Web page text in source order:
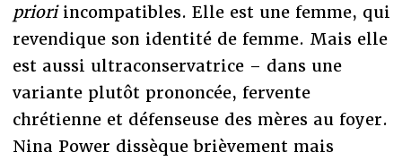
priori incompatibles. Elle est une femme, qui
revendique son identité de femme. Mais elle
est aussi ultraconservatrice – dans une
variante plutôt prononcée, fervente
chrétienne et défenseuse des mères au foyer.
Nina Power dissèque brièvement mais